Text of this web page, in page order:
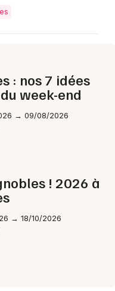
de Loire
: nos 7 idées
week-end
→ 09/08/2026
! 2026 à
→ 18/10/2026